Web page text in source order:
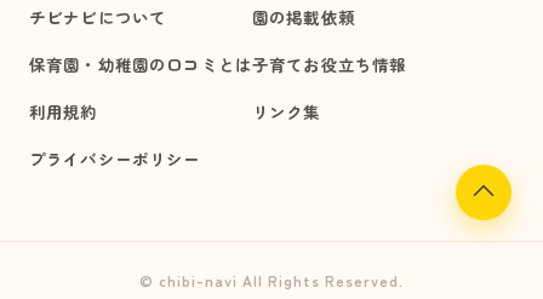
チビナビについて
保育園・幼稚園の口コミとは
利用規約
プライバシーポリシー
園の掲載依頼
子育てお役立ち情報
リンク集
© chibi-navi All Rights Reserved.